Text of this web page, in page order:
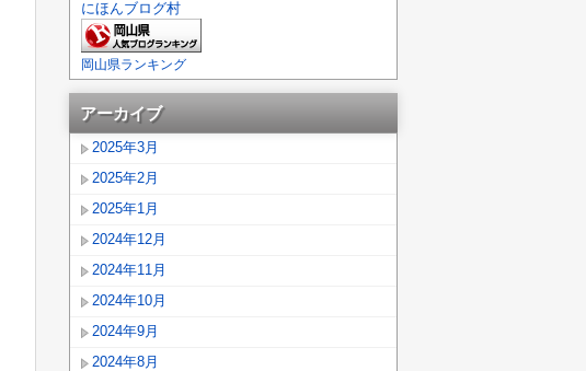
にほんブログ村
岡山県ランキング
アーカイブ
2025年3月
2025年2月
2025年1月
2024年12月
2024年11月
2024年10月
2024年9月
2024年8月